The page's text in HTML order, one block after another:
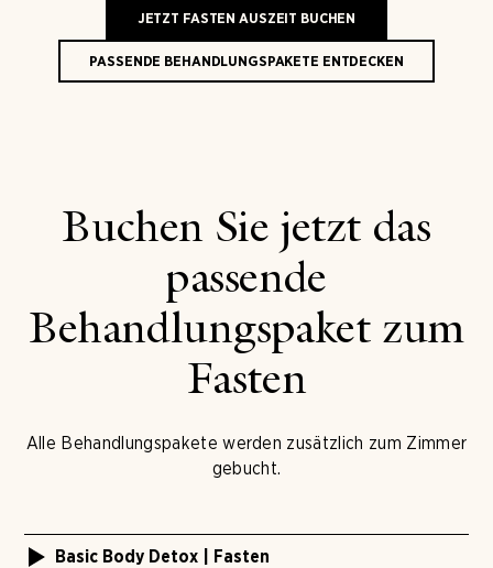
JETZT FASTEN AUSZEIT BUCHEN
PASSENDE BEHANDLUNGSPAKETE ENTDECKEN
Buchen Sie jetzt das
passende
Behandlungspaket zum
Fasten
Alle Behandlungspakete werden zusätzlich zum Zimmer
gebucht.
Basic Body Detox | Fasten